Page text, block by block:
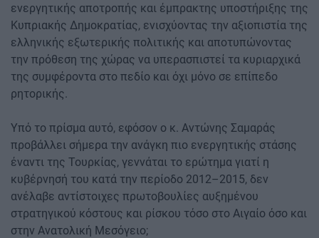
ενεργητικής αποτροπής και έμπρακτης υποστήριξης της
Κυπριακής Δημοκρατίας, ενισχύοντας την αξιοπιστία της
ελληνικής εξωτερικής πολιτικής και αποτυπώνοντας
την πρόθεση της χώρας να υπερασπιστεί τα κυριαρχικά
της συμφέροντα στο πεδίο και όχι μόνο σε επίπεδο
ρητορικής.
Υπό το πρίσμα αυτό, εφόσον ο κ. Αντώνης Σαμαράς
προβάλλει σήμερα την ανάγκη πιο ενεργητικής στάσης
έναντι της Τουρκίας, γεννάται το ερώτημα γιατί η
κυβέρνησή του κατά την περίοδο 2012–2015, δεν
ανέλαβε αντίστοιχες πρωτοβουλίες αυξημένου
στρατηγικού κόστους και ρίσκου τόσο στο Αιγαίο όσο και
στην Ανατολική Μεσόγειο;